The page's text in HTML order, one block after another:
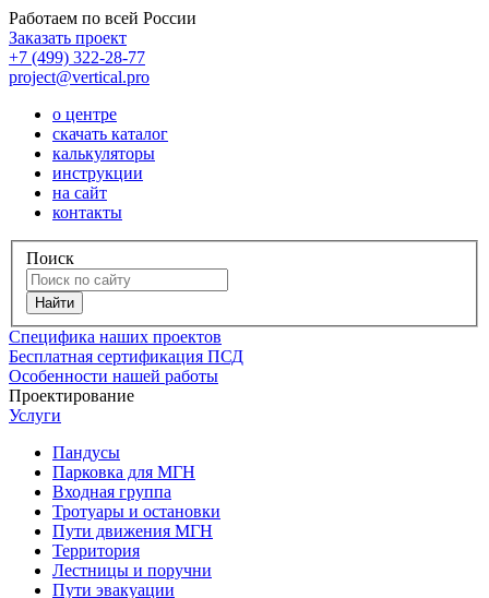
Работаем по всей России
Заказать проект
+7 (499) 322-28-77
project@vertical.pro
о центре
скачать каталог
калькуляторы
инструкции
на сайт
контакты
Поиск
Специфика наших проектов
Бесплатная сертификация ПСД
Особенности нашей работы
Проектирование
Услуги
Пандусы
Парковка для МГН
Входная группа
Тротуары и остановки
Пути движения МГН
Территория
Лестницы и поручни
Пути эвакуации